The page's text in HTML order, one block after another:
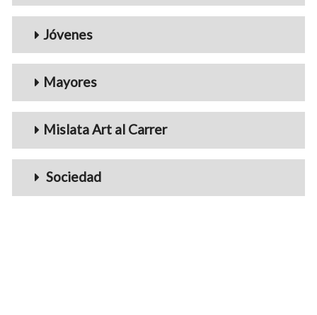
Jóvenes
Mayores
Mislata Art al Carrer
Sociedad